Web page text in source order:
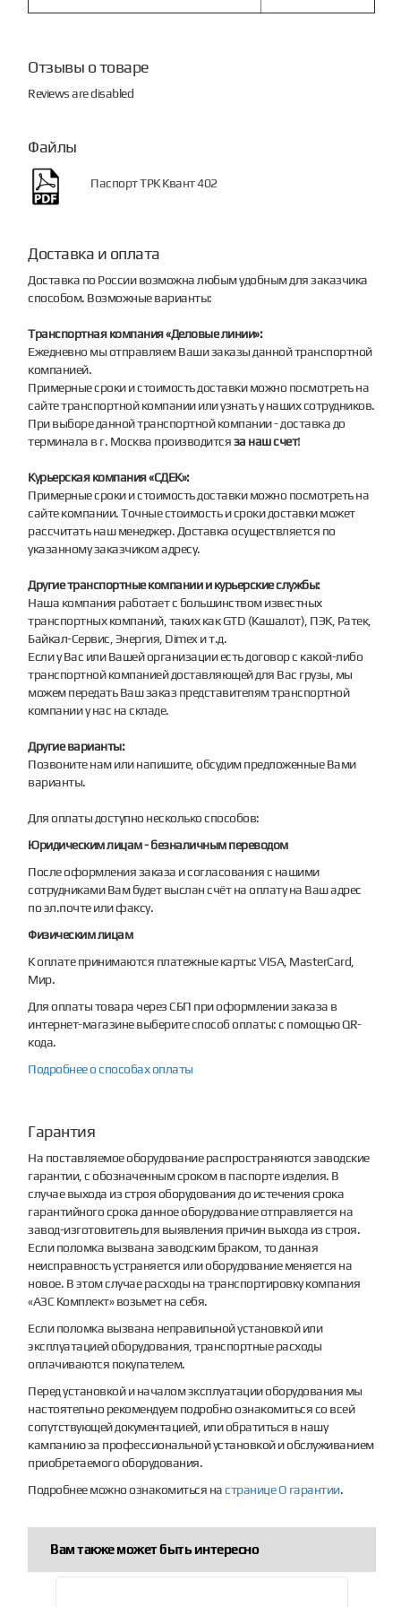
Отзывы о товаре
Reviews are disabled
Файлы
Паспорт ТРК Квант 402
Доставка и оплата
Доставка по России возможна любым удобным для заказчика
способом. Возможные варианты:
Транспортная компания «Деловые линии»:
Ежедневно мы отправляем Ваши заказы данной транспортной
компанией.
Примерные сроки и стоимость доставки можно посмотреть на
сайте транспортной компании или узнать у наших сотрудников.
При выборе данной транспортной компании - доставка до
терминала в г. Москва производитсяза наш счет!
Курьерская компания «СДЕК»:
Примерные сроки и стоимость доставки можно посмотреть на
сайте компании. Точные стоимость и сроки доставки может
рассчитать наш менеджер. Доставка осуществляется по
указанному заказчиком адресу.
Другие транспортные компании и курьерские службы:
Наша компания работает с большинством известных
транспортных компаний, таких как GTD (Кашалот), ПЭК, Ратек,
Байкал-Сервис, Энергия, Dimex и т.д.
Если у Вас или Вашей организации есть договор с какой-либо
транспортной компанией доставляющей для Вас грузы, мы
можем передать Ваш заказ представителям транспортной
компании у нас на складе.
Другие варианты:
Позвоните нам или напишите, обсудим предложенные Вами
варианты.
Для оплаты доступно несколько способов:
Юридическим лицам - безналичным переводом
После оформления заказа и согласования с нашими
сотрудниками Вам будет выслан счёт на оплату на Ваш адрес
по эл.почте или факсу.
Физическим лицам
К оплате принимаются платежные карты: VISA, MasterCard,
Мир.
Для оплаты товара через СБП при оформлении заказа в
интернет-магазине выберите способ оплаты: с помощью QR-
кода.
Подробнее о способах оплаты
Гарантия
На поставляемое оборудование распространяются заводские
гарантии, с обозначенным сроком в паспорте изделия. В
случае выхода из строя оборудования до истечения срока
гарантийного срока данное оборудование отправляется на
завод-изготовитель для выявления причин выхода из строя.
Если поломка вызвана заводским браком, то данная
неисправность устраняется или оборудование меняется на
новое. В этом случае расходы на транспортировку компания
«АЗС Комплект» возьмет на себя.
Если поломка вызвана неправильной установкой или
эксплуатацией оборудования, транспортные расходы
оплачиваются покупателем.
Перед установкой и началом эксплуатации оборудования мы
настоятельно рекомендуем подробно ознакомиться со всей
сопутствующей документацией, или обратиться в нашу
кампанию за профессиональной установкой и обслуживанием
приобретаемого оборудования.
Подробнее можно ознакомиться настранице О гарантии.
Вам также может быть интересно